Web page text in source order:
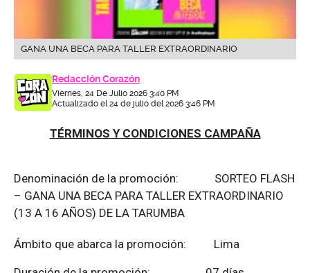
GANA UNA BECA PARA TALLER EXTRAORDINARIO
Redacción Corazón
Viernes, 24 De Julio 2026 3:40 PM
Actualizado el 24 de julio del 2026 3:46 PM
TÉRMINOS Y CONDICIONES CAMPAÑA
Denominación de la promoción: SORTEO FLASH
– GANA UNA BECA PARA TALLER EXTRAORDINARIO
(13 A 16 AÑOS) DE LA TARUMBA
Ámbito que abarca la promoción: Lima